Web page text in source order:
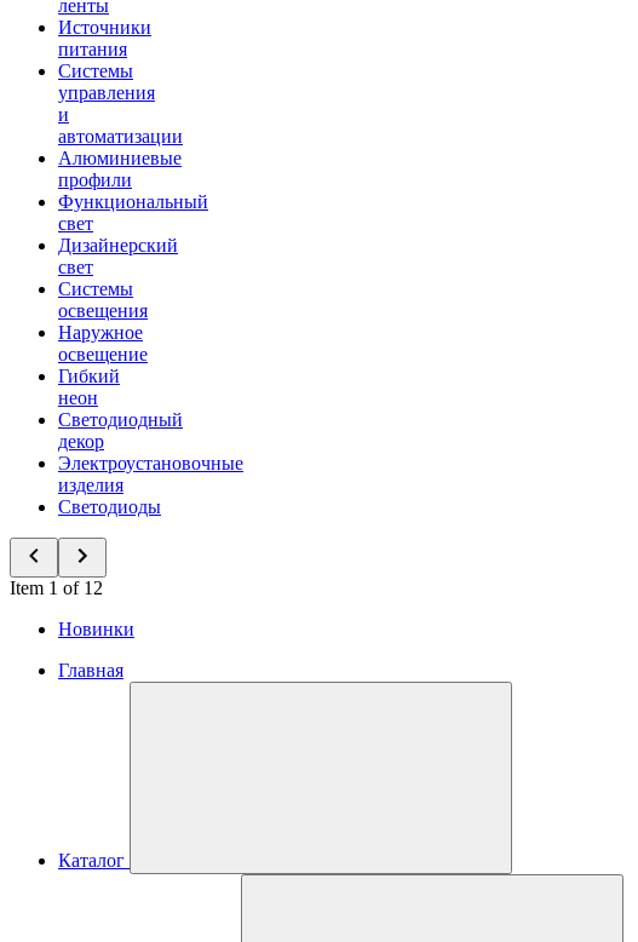
ленты
Источники
питания
Системы
управления
и
автоматизации
Алюминиевые
профили
Функциональный
свет
Дизайнерский
свет
Системы
освещения
Наружное
освещение
Гибкий
неон
Светодиодный
декор
Электроустановочные
изделия
Светодиоды
Item 1 of 12
Новинки
Главная
Каталог